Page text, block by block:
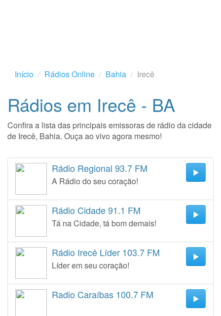
Início Rádios Online Bahia Irecê
Rádios em Irecê - BA
Confira a lista das principais emissoras de rádio da cidade
de Irecê, Bahia. Ouça ao vivo agora mesmo!
Rádio Regional 93.7 FM
A Rádio do seu coração!
Rádio Cidade 91.1 FM
Tá na Cidade, tá bom demais!
Rádio Irecê Líder 103.7 FM
Líder em seu coração!
Radio Caraíbas 100.7 FM